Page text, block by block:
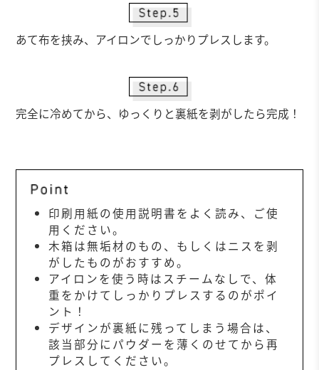
あて布を挟み、アイロンでしっかりプレスします。
完全に冷めてから、ゆっくりと裏紙を剥がしたら完成！
印刷用紙の使用説明書をよく読み、ご使
用ください。
木箱は無垢材のもの、もしくはニスを剥
がしたものがおすすめ。
アイロンを使う時はスチームなしで、体
重をかけてしっかりプレスするのがポイ
ント！
デザインが裏紙に残ってしまう場合は、
該当部分にパウダーを薄くのせてから再
プレスしてください。